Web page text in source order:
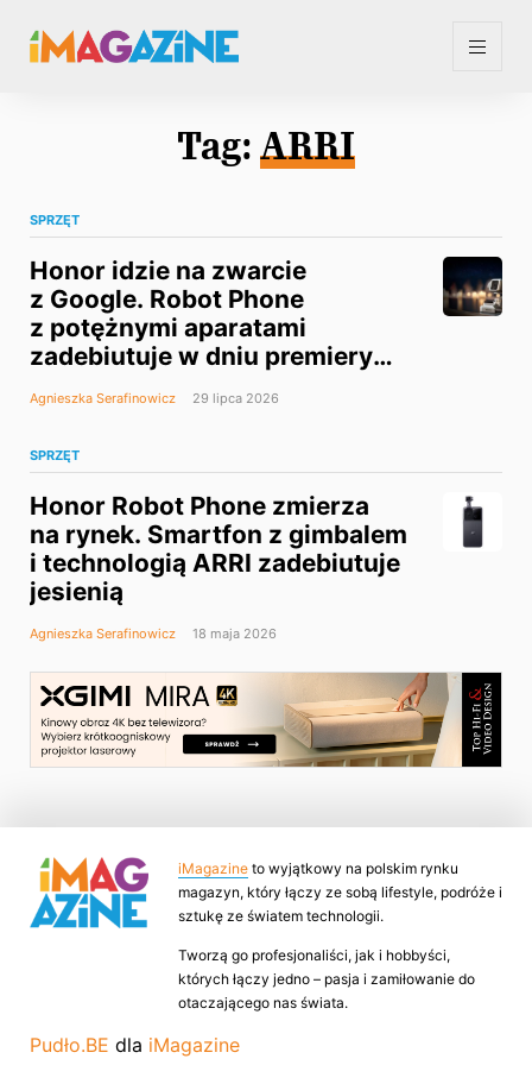
Tag: ARRI
SPRZĘT
Honor idzie na zwarcie
z Google. Robot Phone
z potężnymi aparatami
zadebiutuje w dniu premiery
Pixela 11
Agnieszka Serafinowicz 29 lipca 2026
SPRZĘT
Honor Robot Phone zmierza
na rynek. Smartfon z gimbalem
i technologią ARRI zadebiutuje
jesienią
Agnieszka Serafinowicz 18 maja 2026
iMagazine to wyjątkowy na polskim rynku
magazyn, który łączy ze sobą lifestyle, podróże i
sztukę ze światem technologii.
Tworzą go profesjonaliści, jak i hobbyści,
których łączy jedno – pasja i zamiłowanie do
otaczającego nas świata.
Pudło.BE dla iMagazine